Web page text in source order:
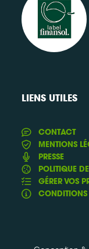
Label Finansol
LIENS UTILES
CONTACT
MENTIONS
PRESSE
POLITIQUE
GÉRER VOS
CONDITIONS